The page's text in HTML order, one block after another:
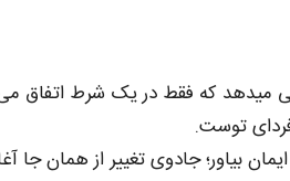
میدهد که فقط در یک شرط اتفاق
توست.
بیاور؛ جادوی تغییر از همان‌ جا